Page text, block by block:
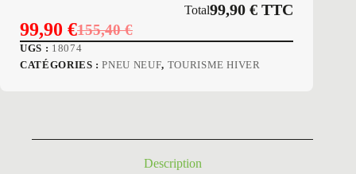
Total99,90€ TTC
155,40€
Le
prix
99,90 €Le
prix
UGS : 18074
CATÉGORIES :PNEU NEUF, TOURISME HIVER
Description